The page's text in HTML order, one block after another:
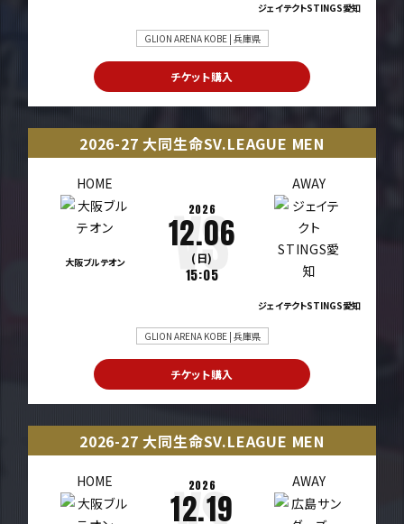
ジェイテクトSTINGS愛知
GLION ARENA KOBE | 兵庫県
チケット購入
2026-27 大同生命SV.LEAGUE MEN
HOME
大阪ブルテオン
2026
12.06
(日)
15:05
AWAY
ジェイテクトSTINGS愛知
GLION ARENA KOBE | 兵庫県
チケット購入
2026-27 大同生命SV.LEAGUE MEN
HOME 2026
12.19
AWAY